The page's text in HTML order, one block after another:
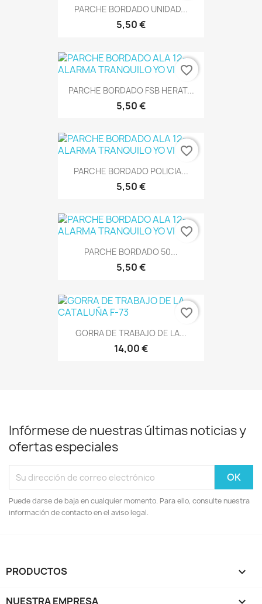
PARCHE BORDADO UNIDAD...
5,50 €
PARCHE BORDADO FSB HERAT...
5,50 €
favorite_border
PARCHE BORDADO POLICIA...
5,50 €
favorite_border
PARCHE BORDADO 50...
5,50 €
favorite_border
GORRA DE TRABAJO DE LA...
14,00 €
favorite_border
Infórmese de nuestras últimas noticias y
ofertas especiales
Puede darse de baja en cualquier momento. Para ello, consulte nuestra
información de contacto en el aviso legal.
PRODUCTOS 
NUESTRA EMPRESA